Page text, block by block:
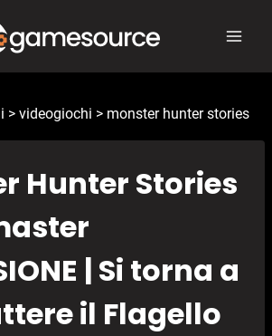
> videogiochi > monster hunter stories
Hunter Stories
| Si torna a
il Flagello